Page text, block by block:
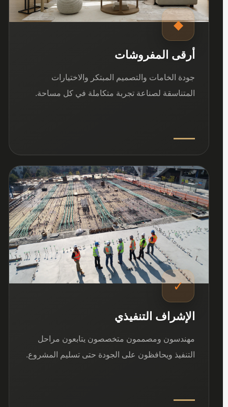
◆
أرقى المفروشات
جودة الخامات والتصميم المبتكر والاختيارات
المتناسقة لصناعة تجربة متكاملة في كل مساحة.
03
✓
الإشراف التنفيذي
مهندسون ومصممون متخصصون يتابعون مراحل
التنفيذ ويحافظون على الجودة حتى تسليم المشروع.